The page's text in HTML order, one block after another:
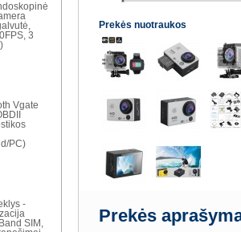
Prekės nuotraukos
Prekės
3
Vgate
PC)
-
SIM,